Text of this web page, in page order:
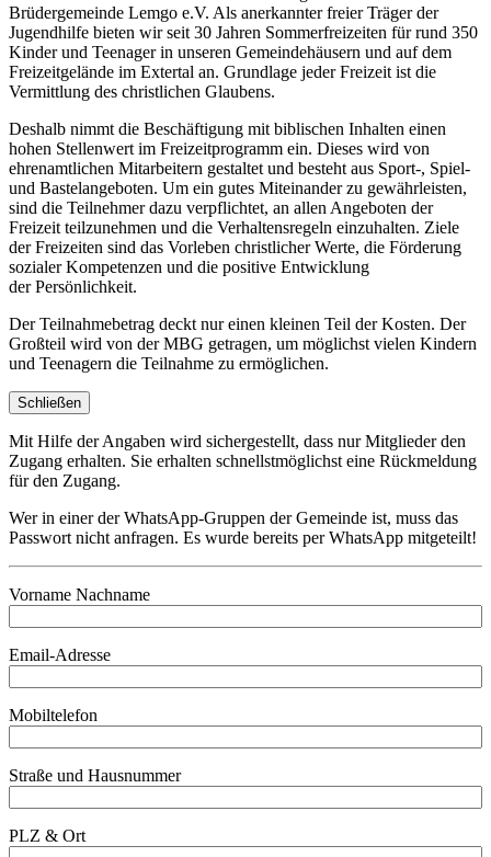
Brüdergemeinde Lemgo e.V. Als anerkannter freier Träger der
Jugendhilfe bieten wir seit 30 Jahren Sommerfreizeiten für rund 350
Kinder und Teenager in unseren Gemeindehäusern und auf dem
Freizeitgelände im Extertal an. Grundlage jeder Freizeit ist die
Vermittlung des christlichen Glaubens.
Deshalb nimmt die Beschäftigung mit biblischen Inhalten einen
hohen Stellenwert im Freizeitprogramm ein. Dieses wird von
ehrenamtlichen Mitarbeitern gestaltet und besteht aus Sport-, Spiel-
und Bastelangeboten. Um ein gutes Miteinander zu gewährleisten,
sind die Teilnehmer dazu verpflichtet, an allen Angeboten der
Freizeit teilzunehmen und die Verhaltensregeln einzuhalten. Ziele
der Freizeiten sind das Vorleben christlicher Werte, die Förderung
sozialer Kompetenzen und die positive Entwicklung
der Persönlichkeit.
Der Teilnahmebetrag deckt nur einen kleinen Teil der Kosten. Der
Großteil wird von der MBG getragen, um möglichst vielen Kindern
und Teenagern die Teilnahme zu ermöglichen.
Schließen
Mit Hilfe der Angaben wird sichergestellt, dass nur Mitglieder den
Zugang erhalten. Sie erhalten schnellstmöglichst eine Rückmeldung
für den Zugang.
Wer in einer der WhatsApp-Gruppen der Gemeinde ist, muss das
Passwort nicht anfragen. Es wurde bereits per WhatsApp mitgeteilt!
Vorname Nachname
Email-Adresse
Mobiltelefon
Straße und Hausnummer
PLZ & Ort